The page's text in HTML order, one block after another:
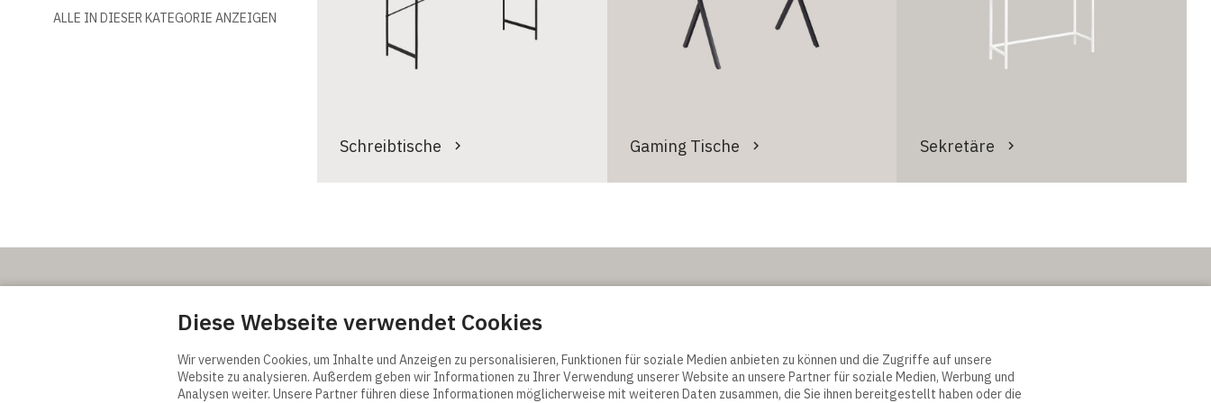
Diese Webseite verwendet Cookies
Wir verwenden Cookies, um Inhalte und Anzeigen zu personalisieren, Funktionen für soziale Medien anbieten zu können und die Zugriffe auf unsere
Website zu analysieren. Außerdem geben wir Informationen zu Ihrer Verwendung unserer Website an unsere Partner für soziale Medien, Werbung und
Analysen weiter. Unsere Partner führen diese Informationen möglicherweise mit weiteren Daten zusammen, die Sie ihnen bereitgestellt haben oder die
ALLE IN DIESER KATEGORIE ANZEIGEN
Schreibtische Gaming Tische Sekretäre
Actona Group A/S
7500 Holstebro
Denmark
Allgemeine Verkaufs- und
Terms and Conditions
Privacy Policy
Cookie-Einstellung